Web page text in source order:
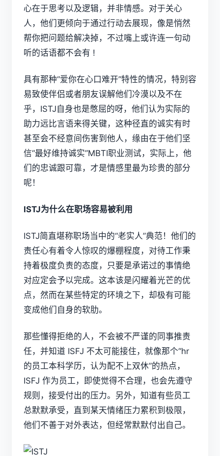
心在于思考以及逻辑，并非情感。对于关心
人，他们更倾向于通过行动去展现，像是悄然
帮你把问题给解决掉，不过嘴上或许连一句动
听的话语都不会有 !
具有那种“爱你在心口难开”特性的情况，特别容
易致使伴侣或者朋友误解他们冷漠以及不在
乎，ISTJ自身也是憋屈的呀，他们认为实际的
助力远比言语来得关键，这种径直的诚实有时
甚至会不经意间伤害到他人，缘由在于他们坚
信“最好维持诚实”MBTI职业测试，实际上，他
们的忠诚跟可靠，才是情感里最为珍贵的部分
呢！
ISTJ为什么在职场容易被利用
ISTJ简直堪称职场当中的“老实人”典范！他们的
责任心有着令人惊叹的爆棚程度，对待工作秉
持着极度负责的态度，只要是承诺过的事情绝
对应定会予以完成。这本该是闪耀着光芒的优
点，然而在某些特定的环境之下，却极有可能
变成他们自身的软肋。
那些懂得拒绝的人，不会被不严谨的同事推责
任，并知道 ISFJ 不太可能接住，就像那个“hr
的员工本科学历，认为配不上双休”的热点，
ISFJ 作为员工，即使觉得不合理，也会先遵守
规则，接受付出的压力。另外，知道有些员工
总默默承受，直到某天情绪压力累积到极限，
他们不善于对外表达，但经常默默付出自己。